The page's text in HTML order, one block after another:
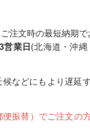
注文時の最短納期で
営業日(北海道・沖縄
などにもより遅延
振替）でご注文の